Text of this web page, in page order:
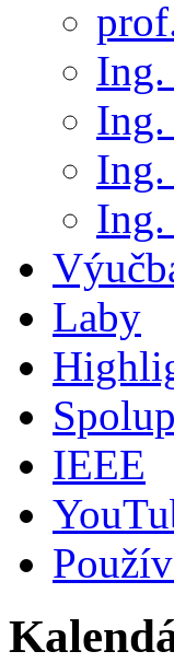
Ing.
Ing.
Ing.
Laby
IEEE